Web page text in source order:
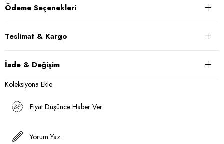
Ödeme Seçenekleri
Teslimat & Kargo
İade & Değişim
Koleksiyona Ekle
Fiyat Düşünce Haber Ver
Yorum Yaz